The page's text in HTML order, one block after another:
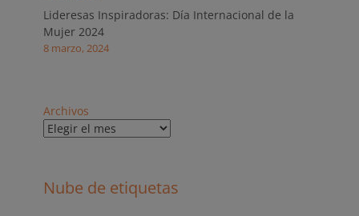
Lideresas Inspiradoras: Día Internacional de la
Mujer 2024
8 marzo, 2024
Archivos
Nube de etiquetas